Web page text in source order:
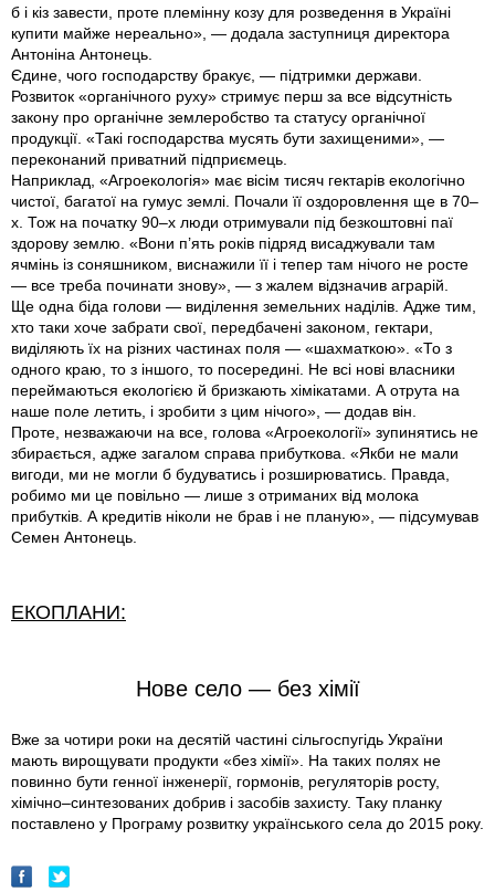
б і кіз завести, проте племінну козу для розведення в Україні
купити майже нереально», — додала заступниця директора
Антоніна Антонець.
Єдине, чого господарству бракує, — підтримки держави.
Розвиток «органічного руху» стримує перш за все відсутність
закону про органічне землеробство та статусу органічної
продукції. «Такі господарства мусять бути захищеними», —
переконаний приватний підприємець.
Наприклад, «Агроекологія» має вісім тисяч гектарів екологічно
чистої, багатої на гумус землі. Почали її оздоровлення ще в 70–
х. Тож на початку 90–х люди отримували під безкоштовні паї
здорову землю. «Вони п’ять років підряд висаджували там
ячмінь із соняшником, виснажили її і тепер там нічого не росте
— все треба починати знову», — з жалем відзначив аграрій.
Ще одна біда голови — виділення земельних наділів. Адже тим,
хто таки хоче забрати свої, передбачені законом, гектари,
виділяють їх на різних частинах поля — «шахматкою». «То з
одного краю, то з іншого, то посередині. Не всі нові власники
переймаються екологією й бризкають хімікатами. А отрута на
наше поле летить, і зробити з цим нічого», — додав він.
Проте, незважаючи на все, голова «Агроекології» зупинятись не
збирається, адже загалом справа прибуткова. «Якби не мали
вигоди, ми не могли б будуватись і розширюватись. Правда,
робимо ми це повільно — лише з отриманих від молока
прибутків. А кредитів ніколи не брав і не планую», — підсумував
Семен Антонець.
ЕКОПЛАНИ:
Нове село — без хімії
Вже за чотири роки на десятій частині сільгоспугідь України
мають вирощувати продукти «без хімії». На таких полях не
повинно бути генної інженерії, гормонів, регуляторів росту,
хімічно–синтезованих добрив і засобів захисту. Таку планку
поставлено у Програму розвитку українського села до 2015 року.